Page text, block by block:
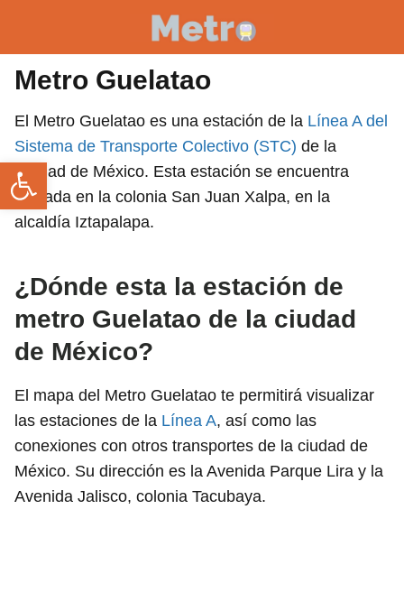
Metro Guelatao
El Metro Guelatao es una estación de la Línea A del
Sistema de Transporte Colectivo (STC) de la
Ciudad de México. Esta estación se encuentra
ubicada en la colonia San Juan Xalpa, en la
alcaldía Iztapalapa.
¿Dónde esta la estación de
metro Guelatao de la ciudad
de México?
El mapa del Metro Guelatao te permitirá visualizar
las estaciones de la Línea A, así como las
conexiones con otros transportes de la ciudad de
México. Su dirección es la Avenida Parque Lira y la
Avenida Jalisco, colonia Tacubaya.
Abrir barra de herramientas